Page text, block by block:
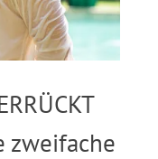
zweifache